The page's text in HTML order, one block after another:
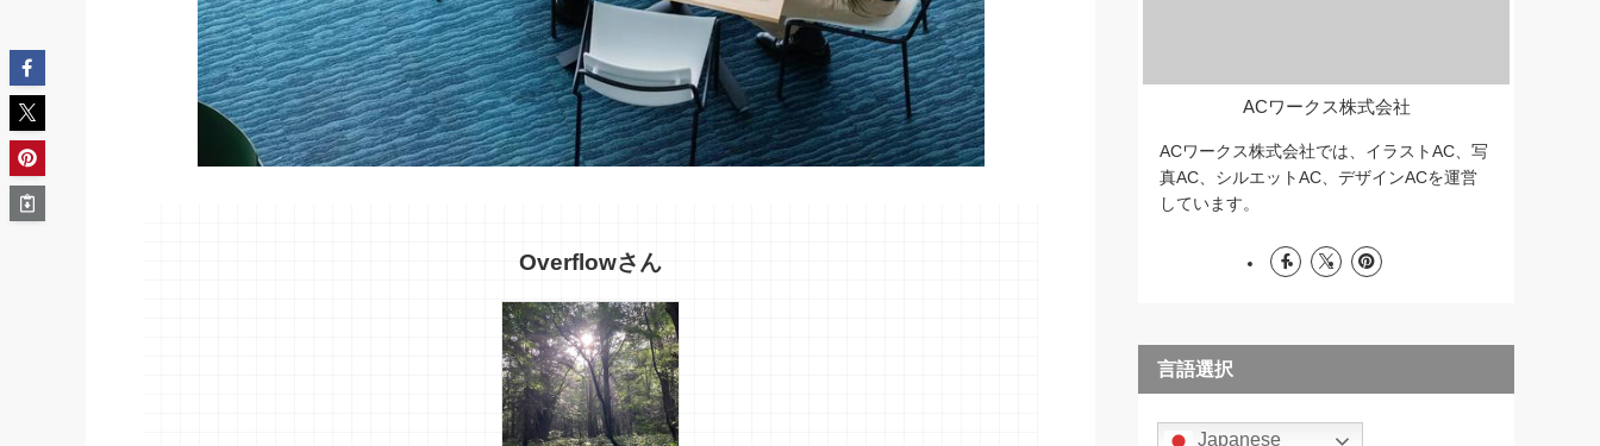
Overflowさん
ACワークス株式会社
ACワークス株式会社では、イラストAC、写
真AC、シルエットAC、デザインACを運営
しています。
言語選択
Japanese